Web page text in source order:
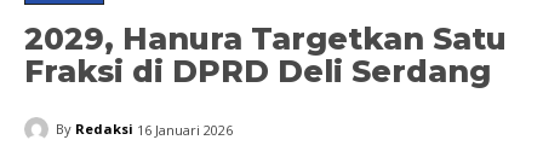
2029, Hanura Targetkan Satu
Fraksi di DPRD Deli Serdang
By Redaksi 16 Januari 2026